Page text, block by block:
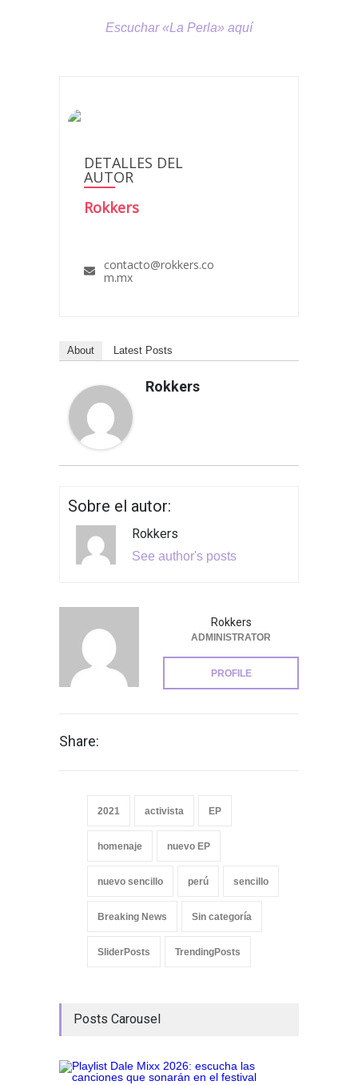
Escuchar «La Perla» aquí
DETALLES DEL
AUTOR
Rokkers
contacto@rokkers.co
m.mx
About Latest Posts
Rokkers
Sobre el autor:
Rokkers
See author's posts
Rokkers
ADMINISTRATOR
PROFILE
Share:
2021 activista EP
homenaje nuevo EP
nuevo sencillo perú sencillo
Breaking News Sin categoría
SliderPosts TrendingPosts
Posts Carousel